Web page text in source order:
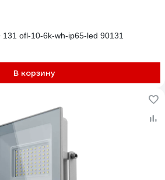
ofl-10-6k-wh-ip65-led 90131
В корзину